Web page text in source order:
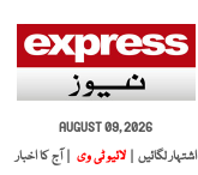
AUGUST 09, 2026
اشتہار لگائیں |
لائیو ٹی وی | آج کا اخبار